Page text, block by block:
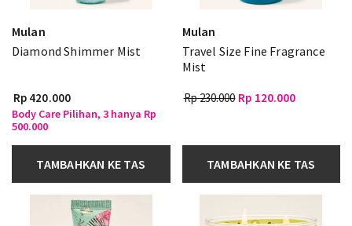
Mulan
Diamond Shimmer Mist
Rp 420.000
Body Care Pilihan, 3 hanya Rp
500.000
TAMBAHKAN KE TAS
Mulan
Travel Size Fine Fragrance
Mist
Rp 230.000 Rp 120.000
TAMBAHKAN KE TAS